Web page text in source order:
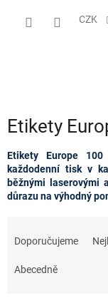
CZK
Etikety
Etikety Europe
každodenní tisk v
běžnými laserovými
důrazu na výhodný
Doporučujeme
Abecedně